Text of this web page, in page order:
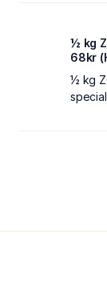
½ kg
68kr
½ kg